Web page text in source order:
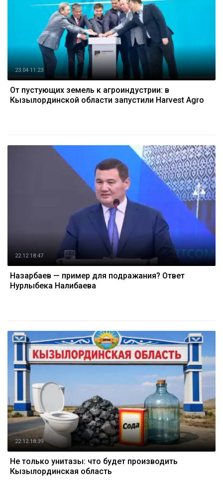
23.04 11:23
От пустующих земель к агроиндустрии: в
Кызылординской области запустили Harvest Agro
22.12 18:47
Назарбаев — пример для подражания? Ответ
Нурлыбека Налибаева
22.12 18:39
Не только унитазы: что будет производить
Кызылординская область